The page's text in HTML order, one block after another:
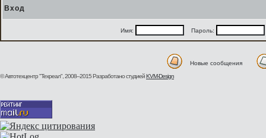
Вход
Имя: Пароль:
Новые сообщения
© Автотехцентр "Техреал", 2008–2015Разработано студиейKVM-Design